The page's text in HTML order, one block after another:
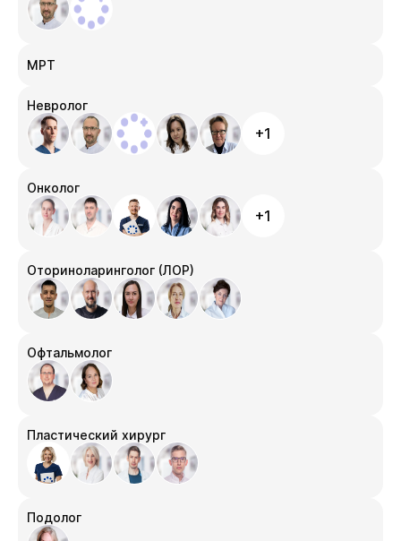
МРТ
Невролог
+1
Онколог
+1
Оториноларинголог (ЛОР)
Офтальмолог
Пластический хирург
Подолог